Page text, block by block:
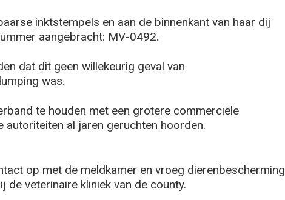
inktstempels en aan de binnenkant van haar dij
aangebracht: MV-0492.
dat dit geen willekeurig geval van
was.
te houden met een grotere commerciële
al jaren geruchten hoorden.
op met de meldkamer en vroeg dierenbescherming
de veterinaire kliniek van de county.